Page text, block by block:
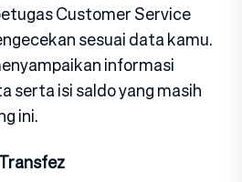
Customer Service
sesuai data kamu.
informasi
serta isi saldo yang masih
ini.